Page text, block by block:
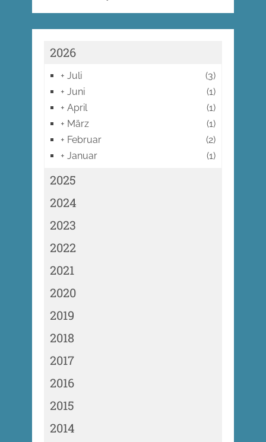
2026
+ Juli
(3)
+ Juni
(1)
+ April
(1)
+ März
(1)
+ Februar
(2)
+ Januar (1)
2025
2024
2023
2022
2021
2020
2019
2018
2017
2016
2015
2014